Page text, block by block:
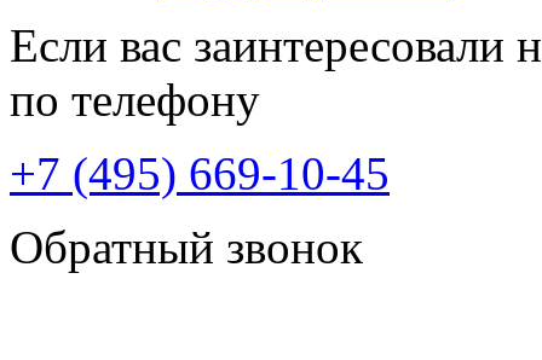
Если вас
по телефону
+7 (495) 669-10-45
Обратный звонок